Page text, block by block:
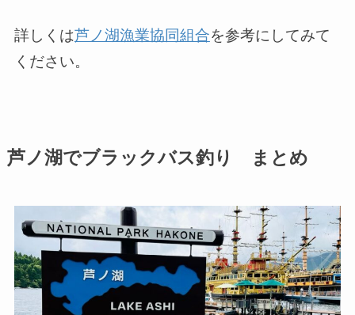
詳しくは芦ノ湖漁業協同組合を参考にしてみて
ください。
芦ノ湖でブラックバス釣り まとめ